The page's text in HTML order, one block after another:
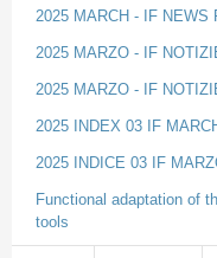
2025 MARCH - IF NEWS
2025 MARZO - IF
2025 MARZO - IF
2025 INDEX 03 IF
2025 INDICE 03 IF
Functional adaptation of
tools